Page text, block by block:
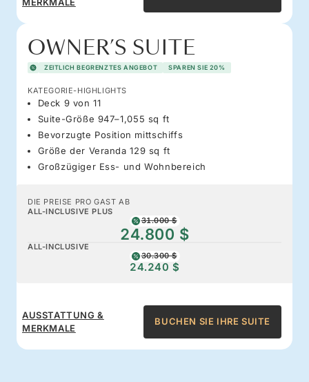
OWNER’S SUITE
ZEITLICH BEGRENZTES ANGEBOT SPAREN SIE 20%
KATEGORIE-HIGHLIGHTS
Deck 9 von 11
Suite-Größe 947–1,055 sq ft
Bevorzugte Position mittschiffs
Größe der Veranda 129 sq ft
Großzügiger Ess- und Wohnbereich
DIE PREISE PRO GAST AB
ALL-INCLUSIVE PLUS
31.000 $
24.800 $
ALL-INCLUSIVE
30.300 $
24.240 $
AUSSTATTUNG &
MERKMALE
BUCHEN SIE IHRE SUITE